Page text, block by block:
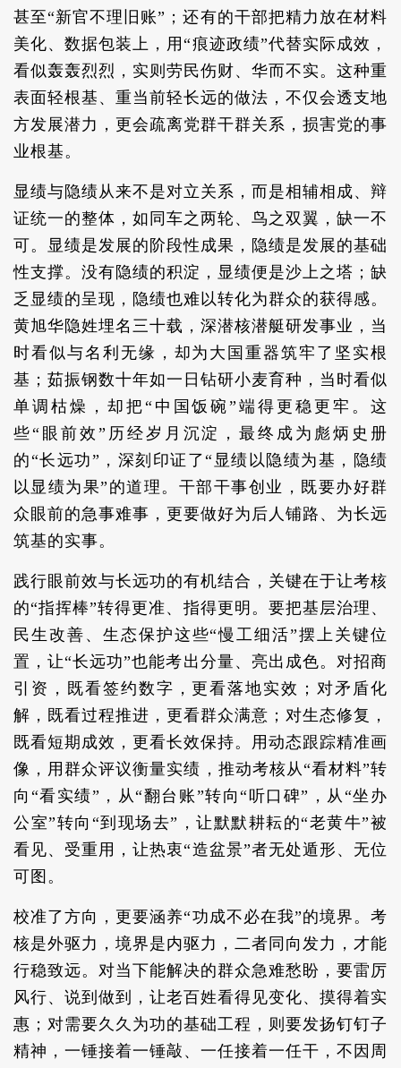
甚至“新官不理旧账”；还有的干部把精力放在材料
美化、数据包装上，用“痕迹政绩”代替实际成效，
看似轰轰烈烈，实则劳民伤财、华而不实。这种重
表面轻根基、重当前轻长远的做法，不仅会透支地
方发展潜力，更会疏离党群干群关系，损害党的事
业根基。
显绩与隐绩从来不是对立关系，而是相辅相成、辩
证统一的整体，如同车之两轮、鸟之双翼，缺一不
可。显绩是发展的阶段性成果，隐绩是发展的基础
性支撑。没有隐绩的积淀，显绩便是沙上之塔；缺
乏显绩的呈现，隐绩也难以转化为群众的获得感。
黄旭华隐姓埋名三十载，深潜核潜艇研发事业，当
时看似与名利无缘，却为大国重器筑牢了坚实根
基；茹振钢数十年如一日钻研小麦育种，当时看似
单调枯燥，却把“中国饭碗”端得更稳更牢。这
些“眼前效”历经岁月沉淀，最终成为彪炳史册
的“长远功”，深刻印证了“显绩以隐绩为基，隐绩
以显绩为果”的道理。干部干事创业，既要办好群
众眼前的急事难事，更要做好为后人铺路、为长远
筑基的实事。
践行眼前效与长远功的有机结合，关键在于让考核
的“指挥棒”转得更准、指得更明。要把基层治理、
民生改善、生态保护这些“慢工细活”摆上关键位
置，让“长远功”也能考出分量、亮出成色。对招商
引资，既看签约数字，更看落地实效；对矛盾化
解，既看过程推进，更看群众满意；对生态修复，
既看短期成效，更看长效保持。用动态跟踪精准画
像，用群众评议衡量实绩，推动考核从“看材料”转
向“看实绩”，从“翻台账”转向“听口碑”，从“坐办
公室”转向“到现场去”，让默默耕耘的“老黄牛”被
看见、受重用，让热衷“造盆景”者无处遁形、无位
可图。
校准了方向，更要涵养“功成不必在我”的境界。考
核是外驱力，境界是内驱力，二者同向发力，才能
行稳致远。对当下能解决的群众急难愁盼，要雷厉
风行、说到做到，让老百姓看得见变化、摸得着实
惠；对需要久久为功的基础工程，则要发扬钉钉子
精神，一锤接着一锤敲、一任接着一任干，不因周